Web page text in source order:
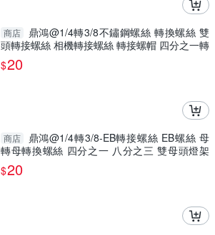
商店
鼎鴻@1/4轉3/8不鏽鋼螺絲 轉換螺絲 雙
頭轉接螺絲 相機轉接螺絲 轉接螺帽 四分之一轉
八分之三
$20
商店
鼎鴻@1/4轉3/8-EB轉接螺絲 EB螺絲 母
轉母轉換螺絲 四分之一 八分之三 雙母頭燈架
攝影燈螺絲
$20